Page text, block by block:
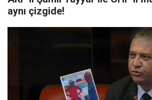
aynı çizgide!